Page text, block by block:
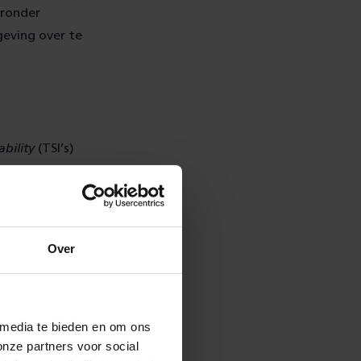
Over
te bieden en om ons
partners voor social
over te
(TSI’s)
van
taken en